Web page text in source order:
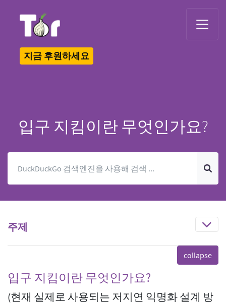
지금 후원하세요
입구 지킴이란 무엇인가요?
주제
입구 지킴이란 무엇인가요?
(현재 실제로 사용되는 저지연 익명화 설계 방